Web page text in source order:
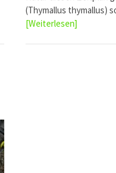
(Thymallus thymallus)
[Weiterlesen]